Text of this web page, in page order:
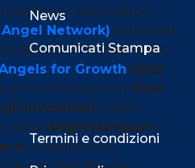
e imprenditori.
Network), attiva dal
associazione italiana del
for Growth (IAG)
più numerosa con oltre
Investitori e altre
come Angels4Impact e
completano il
News
Comunicati Stampa
Termini e condizioni